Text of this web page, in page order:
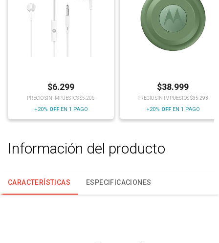
$6.299
PRECIO SIN IMPUESTOS $5.206
+20% OFFEN 1 PAGO
$38.999
PRECIO SIN IMPUESTOS $35.293
+20% OFFEN 1 PAGO
Información del producto
CARACTERÍSTICAS ESPECIFICACIONES